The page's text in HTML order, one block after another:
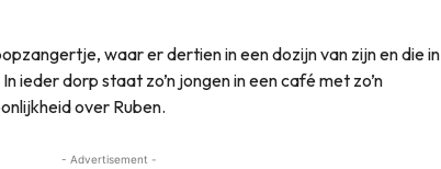
waar er dertien in een dozijn van zijn en die in
ieder dorp staat zo’n jongen in een café met zo’n
over Ruben.
- Advertisement -